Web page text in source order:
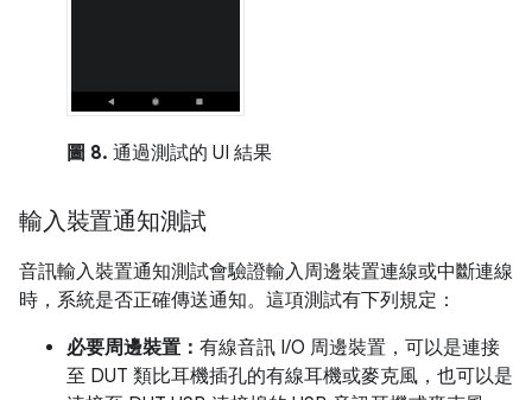
圖 8. 通過測試的 UI 結果
輸入裝置通知測試
音訊輸入裝置通知測試會驗證輸入周邊裝置連線或中斷連線
時，系統是否正確傳送通知。這項測試有下列規定：
必要周邊裝置： 有線音訊 I/O 周邊裝置，可以是連接
至 DUT 類比耳機插孔的有線耳機或麥克風，也可以是